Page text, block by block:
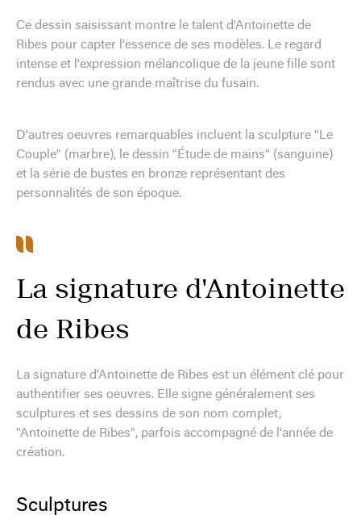
Ce dessin saisissant montre le talent d'Antoinette de
Ribes pour capter l'essence de ses modèles. Le regard
intense et l'expression mélancolique de la jeune fille sont
rendus avec une grande maîtrise du fusain.
D'autres oeuvres remarquables incluent la sculpture "Le
Couple" (marbre), le dessin "Étude de mains" (sanguine)
et la série de bustes en bronze représentant des
personnalités de son époque.
La signature d'Antoinette
de Ribes
La signature d'Antoinette de Ribes est un élément clé pour
authentifier ses oeuvres. Elle signe généralement ses
sculptures et ses dessins de son nom complet,
"Antoinette de Ribes", parfois accompagné de l'année de
création.
Sculptures